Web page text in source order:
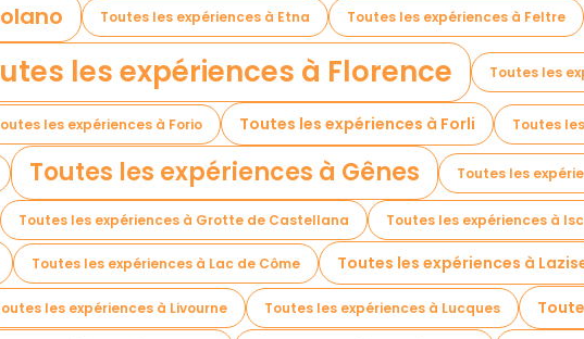
Toutes les expériences à Etna Toutes les expériences à Feltre
les expériences à Florence Toutes les
les expériences à Forio Toutes les expériences à Forli Toutes
Toutes les expériences à Gênes Toutes les
Toutes les expériences à Grotte de Castellana Toutes les expériences à
Toutes les expériences à Lac de Côme Toutes les expériences à
les expériences à Livourne Toutes les expériences à Lucques